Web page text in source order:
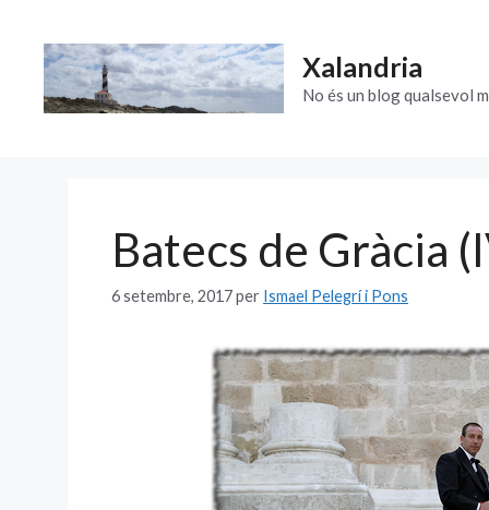
contingut
Xalandria
No és un blog qualsevol
Batecs de Gràcia
6 setembre, 2017per Ismael Pelegrí i Pons